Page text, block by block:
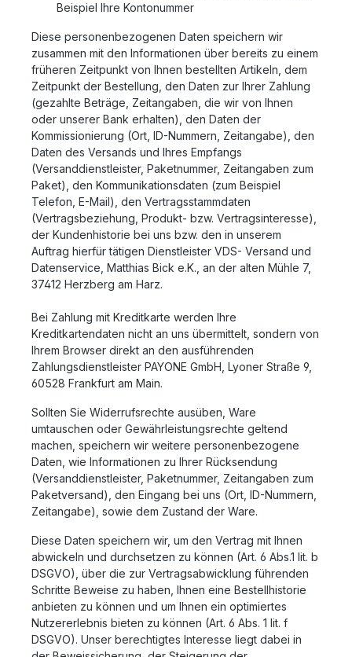
Beispiel Ihre Kontonummer
Diese personenbezogenen Daten speichern wir
zusammen mit den Informationen über bereits zu einem
früheren Zeitpunkt von Ihnen bestellten Artikeln, dem
Zeitpunkt der Bestellung, den Daten zur Ihrer Zahlung
(gezahlte Beträge, Zeitangaben, die wir von Ihnen
oder unserer Bank erhalten), den Daten der
Kommissionierung (Ort, ID-Nummern, Zeitangabe), den
Daten des Versands und Ihres Empfangs
(Versanddienstleister, Paketnummer, Zeitangaben zum
Paket), den Kommunikationsdaten (zum Beispiel
Telefon, E-Mail), den Vertragsstammdaten
(Vertragsbeziehung, Produkt- bzw. Vertragsinteresse),
der Kundenhistorie bei uns bzw. den in unserem
Auftrag hierfür tätigen Dienstleister VDS- Versand und
Datenservice, Matthias Bick e.K., an der alten Mühle 7,
37412 Herzberg am Harz.
Bei Zahlung mit Kreditkarte werden Ihre
Kreditkartendaten nicht an uns übermittelt, sondern von
Ihrem Browser direkt an den ausführenden
Zahlungsdienstleister PAYONE GmbH, Lyoner Straße 9,
60528 Frankfurt am Main.
Sollten Sie Widerrufsrechte ausüben, Ware
umtauschen oder Gewährleistungsrechte geltend
machen, speichern wir weitere personenbezogene
Daten, wie Informationen zu Ihrer Rücksendung
(Versanddienstleister, Paketnummer, Zeitangaben zum
Paketversand), den Eingang bei uns (Ort, ID-Nummern,
Zeitangabe), sowie dem Zustand der Ware.
Diese Daten speichern wir, um den Vertrag mit Ihnen
abwickeln und durchsetzen zu können (Art. 6 Abs.1 lit. b
DSGVO), über die zur Vertragsabwicklung führenden
Schritte Beweise zu haben, Ihnen eine Bestellhistorie
anbieten zu können und um Ihnen ein optimiertes
Nutzererlebnis bieten zu können (Art. 6 Abs. 1 lit. f
DSGVO). Unser berechtigtes Interesse liegt dabei in